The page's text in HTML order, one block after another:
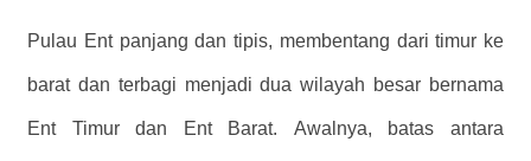
Pulau Ent panjang dan tipis, membentang dari timur ke
barat dan terbagi menjadi dua wilayah besar bernama
Ent Timur dan Ent Barat. Awalnya, batas antara